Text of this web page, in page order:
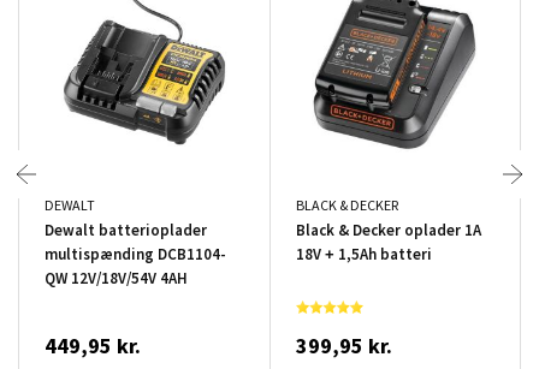
DEWALT
Dewalt batterioplader
multispænding DCB1104-
QW 12V/18V/54V 4AH
449,95 kr.
BLACK & DECKER
Black & Decker oplader 1A
18V + 1,5Ah batteri
399,95 kr.